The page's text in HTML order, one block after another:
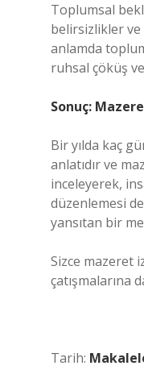
Toplumsal
belirsizlikler ve
anlamda
ruhsal çöküş
Sonuç:
Bir yılda kaç
anlatıdır ve
inceleyerek,
düzenlemesi
yansıtan bir
Sizce mazeret
çatışmalarına
Tarih: